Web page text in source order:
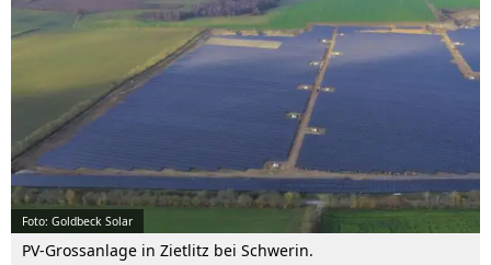
Foto: Goldbeck Solar
PV-Grossanlage in Zietlitz bei Schwerin.